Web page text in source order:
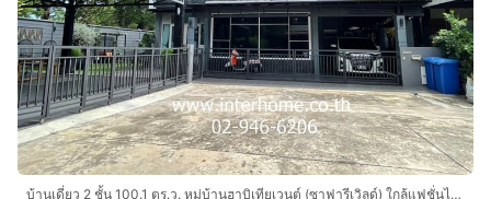
บ้านเดี่ยว 2 ชั้น 100.1 ตร.ว. หมู่บ้านฮาบิเทียเวนต์ (ซาฟารีเวิลด์) ใกล้แฟชั่นไอส์แลนด์ ซอยซาฟารีเวิลด์ ถนนรามอินทรา ถนนปัญญาอินทรา